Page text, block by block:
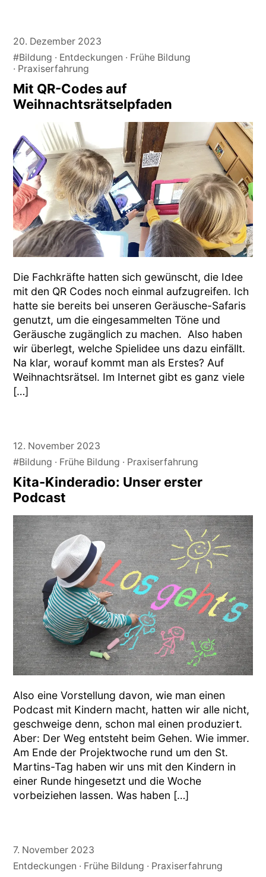
20. Dezember 2023
#Bildung
Entdeckungen
Frühe Bildung
Praxiserfahrung
Mit QR-Codes auf
Weihnachtsrätselpfaden
Die Fachkräfte hatten sich gewünscht, die Idee
mit den QR Codes noch einmal aufzugreifen. Ich
hatte sie bereits bei unseren Geräusche-Safaris
genutzt, um die eingesammelten Töne und
Geräusche zugänglich zu machen. Also haben
wir überlegt, welche Spielidee uns dazu einfällt.
Na klar, worauf kommt man als Erstes? Auf
Weihnachtsrätsel. Im Internet gibt es ganz viele
[…]
12. November 2023
#Bildung
Frühe Bildung Praxiserfahrung
Kita-Kinderadio: Unser erster
Podcast
Also eine Vorstellung davon, wie man einen
Podcast mit Kindern macht, hatten wir alle nicht,
geschweige denn, schon mal einen produziert.
Aber: Der Weg entsteht beim Gehen. Wie immer.
Am Ende der Projektwoche rund um den St.
Martins-Tag haben wir uns mit den Kindern in
einer Runde hingesetzt und die Woche
vorbeiziehen lassen. Was haben […]
7. November 2023
Entdeckungen
Frühe Bildung Praxiserfahrung